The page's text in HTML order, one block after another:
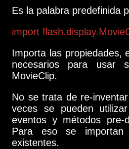
Es la palabra predefinida
import
Importa las propiedades,
necesarios para usar
MovieClip.
No se trata de re-
veces se pueden
eventos y métodos pre-
Para eso se
existentes.